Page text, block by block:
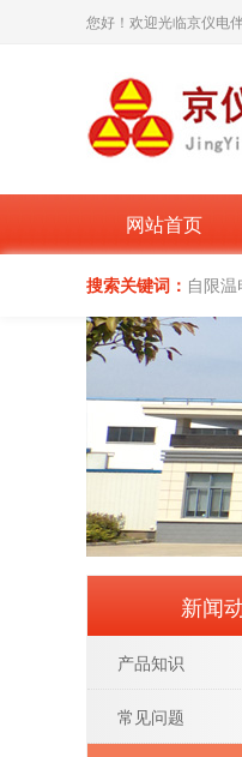
您好！欢迎光临京仪电
网站首页
搜索关键词： 自限
新闻
产品知识
常见问题